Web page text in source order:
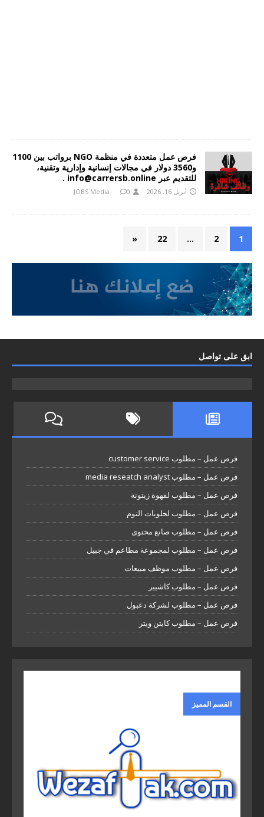
فرص عمل متعددة في منظمة NGO برواتب بين 1100
و3560 دولار في مجالات إنسانية وإدارية وتقنية،
للتقديم عبر info@carrersb.online .
أبريل 16, 2026 JOBS Media 0
1
2
…
22
«
ابق على تواصل
فرص عمل – مطلوب customer service
فرص عمل – مطلوب media reseatch analyst
فرص عمل – مطلوب لقهوة زيتونة
فرص عمل – مطلوب لحلويات التوم
فرص عمل – مطلوب صانع محتوى
فرص عمل – مطلوب لمجموعة مطاعم في جبيل
فرص عمل – مطلوب موظف مبيعات
فرص عمل – مطلوب كاشيير
فرص عمل – مطلوب لشركة دعبول
فرص عمل – مطلوب كابتن ويتر
القسم المميز